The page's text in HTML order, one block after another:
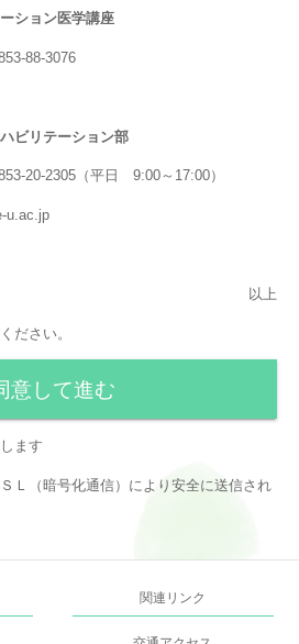
ション医学講座
88-3076
ビリテーション部
20-2305（平日 9:00～17:00）
u.ac.jp
以上
ださい。
意して進む
ます
Ｌ（暗号化通信）により安全に送信され
関連リンク